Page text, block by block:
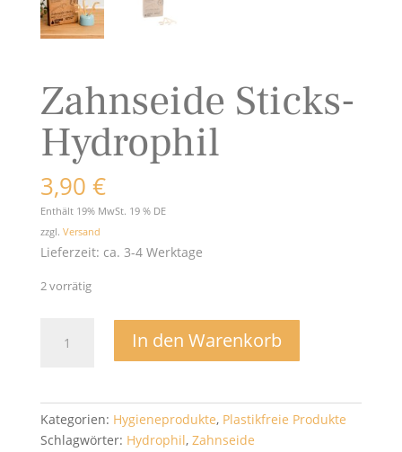
Zahnseide Sticks-
Hydrophil
3,90 €
Enthält 19% MwSt. 19 % DE
zzgl. Versand
Lieferzeit: ca. 3-4 Werktage
2 vorrätig
Sticks-
In den Warenkorb
Kategorien: Hygieneprodukte, Plastikfreie Produkte
Schlagwörter: Hydrophil, Zahnseide